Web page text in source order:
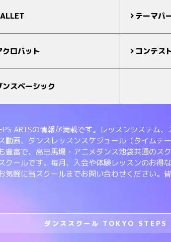
テーマパ
クロバット コンテス
ンスベーシック
ARTSの情報が満載です。レッスンシステム
動画、ダンスレッスンスケジュール（タイム
富で、高田馬場・アニメダンス池袋共通の
クールです。毎月、入会や体験レッスンのお
気軽に当スクールまでお問い合わせください
ダンススクール TOKYO STEPS